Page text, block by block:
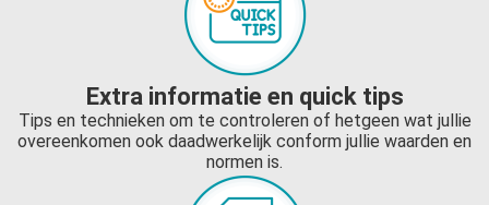
Extra informatie en quick tips
Tips en technieken om te controleren of hetgeen wat jullie
overeenkomen ook daadwerkelijk conform jullie waarden en
normen is.